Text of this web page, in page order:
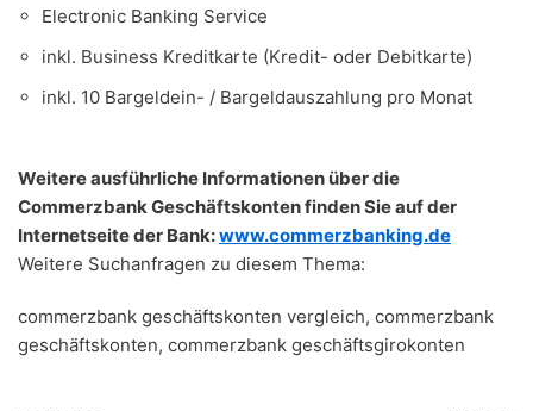
Electronic Banking Service
inkl. Business Kreditkarte (Kredit- oder Debitkarte)
inkl. 10 Bargeldein- / Bargeldauszahlung pro Monat
Weitere ausführliche Informationen über die
Commerzbank Geschäftskonten finden Sie auf der
Internetseite der Bank:www.commerzbanking.de
Weitere Suchanfragen zu diesem Thema:
commerzbank geschäftskonten vergleich, commerzbank
geschäftskonten, commerzbank geschäftsgirokonten